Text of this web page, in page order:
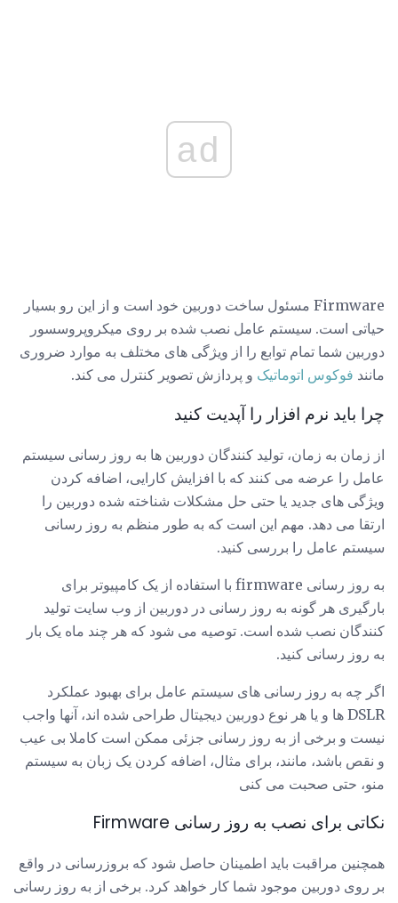
ad
Firmware مسئول ساخت دوربین خود است و از این رو بسیار
حیاتی است. سیستم عامل نصب شده بر روی میکروپروسسور
دوربین شما تمام توابع را از ویژگی های مختلف به موارد ضروری
مانند فوکوس اتوماتیک و پردازش تصویر کنترل می کند.
چرا باید نرم افزار را آپدیت کنید
از زمان به زمان، تولید کنندگان دوربین ها به روز رسانی سیستم
عامل را عرضه می کنند که با افزایش کارایی، اضافه کردن
ویژگی های جدید یا حتی حل مشکلات شناخته شده دوربین را
ارتقا می دهد. مهم این است که به طور منظم به روز رسانی
سیستم عامل را بررسی کنید.
به روز رسانی firmware با استفاده از یک کامپیوتر برای
بارگیری هر گونه به روز رسانی در دوربین از وب سایت تولید
کنندگان نصب شده است. توصیه می شود که هر چند ماه یک بار
به روز رسانی کنید.
اگر چه به روز رسانی های سیستم عامل برای بهبود عملکرد
DSLR ها و یا هر نوع دوربین دیجیتال طراحی شده اند، آنها واجب
نیست و برخی از به روز رسانی جزئی ممکن است کاملا بی عیب
و نقص باشد، مانند، برای مثال، اضافه کردن یک زبان به سیستم
منو، حتی صحبت می کنی
نکاتی برای نصب به روز رسانی Firmware
همچنین مراقبت باید اطمینان حاصل شود که بروزرسانی در واقع
بر روی دوربین موجود شما کار خواهد کرد. برخی از به روز رسانی